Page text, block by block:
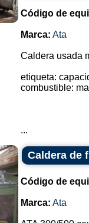
Código de
Marca: Ata
Caldera usada
etiqueta:
combustible:
...
Caldera de
Código de
Marca: Ata